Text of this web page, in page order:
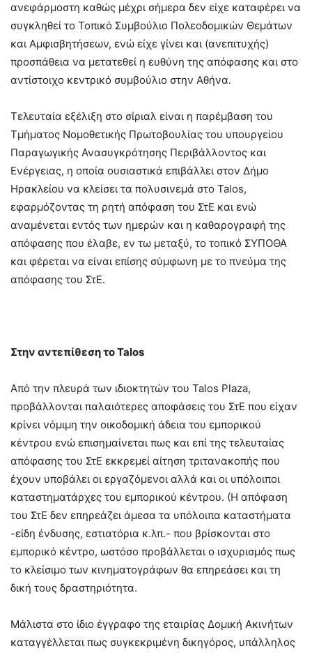
ανεφάρμοστη καθώς μέχρι σήμερα δεν είχε καταφέρει να
συγκληθεί το Τοπικό Συμβούλιο Πολεοδομικών Θεμάτων
και Αμφισβητήσεων, ενώ είχε γίνει και (ανεπιτυχής)
προσπάθεια να μετατεθεί η ευθύνη της απόφασης και στο
αντίστοιχο κεντρικό συμβούλιο στην Αθήνα.
Τελευταία εξέλιξη στο σίριαλ είναι η παρέμβαση του
Τμήματος Νομοθετικής Πρωτοβουλίας του υπουργείου
Παραγωγικής Ανασυγκρότησης Περιβάλλοντος και
Ενέργειας, η οποία ουσιαστικά επιβάλλει στον Δήμο
Ηρακλείου να κλείσει τα πολυσινεμά στο Talos,
εφαρμόζοντας τη ρητή απόφαση του ΣτΕ και ενώ
αναμένεται εντός των ημερών και η καθαρογραφή της
απόφασης που έλαβε, εν τω μεταξύ, το τοπικό ΣΥΠΟΘΑ
και φέρεται να είναι επίσης σύμφωνη με το πνεύμα της
απόφασης του ΣτΕ.
Στην αντεπίθεση τοTalos
Από την πλευρά των ιδιοκτητών του Talos Plaza,
προβάλλονται παλαιότερες αποφάσεις του ΣτΕ που είχαν
κρίνει νόμιμη την οικοδομική άδεια του εμπορικού
κέντρου ενώ επισημαίνεται πως και επί της τελευταίας
απόφασης του ΣτΕ εκκρεμεί αίτηση τριτανακοπής που
έχουν υποβάλει οι εργαζόμενοι αλλά και οι υπόλοιποι
καταστηματάρχες του εμπορικού κέντρου. (Η απόφαση
του ΣτΕ δεν επηρεάζει άμεσα τα υπόλοιπα καταστήματα
-είδη ένδυσης, εστιατόρια κ.λπ.- που βρίσκονται στο
εμπορικό κέντρο, ωστόσο προβάλλεται ο ισχυρισμός πως
το κλείσιμο των κινηματογράφων θα επηρεάσει και τη
δική τους δραστηριότητα.
Μάλιστα στο ίδιο έγγραφο της εταιρίας Δομική Ακινήτων
καταγγέλλεται πως συγκεκριμένη δικηγόρος, υπάλληλος